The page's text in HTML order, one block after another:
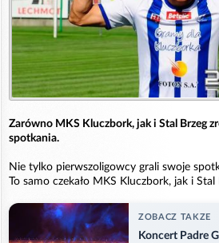
Zarówno MKS Kluczbork, jak i Stal Brzeg
spotkania.
Nie tylko pierwszoligowcy grali swoje
To samo czekało MKS Kluczbork, jak i Stal
ZOBACZ TAKZE
Koncert Padre